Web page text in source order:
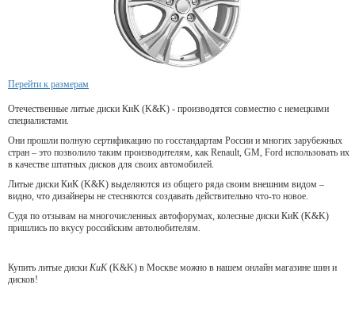
Перейти к размерам
Отечественные литые диски КиК (K&K) - производятся совместно с немецкими
специалистами.
Они прошли полную сертификацию по госстандартам России и многих зарубежных
стран – это позволило таким производителям, как Renault, GM, Ford использовать их
в качестве штатных дисков для своих автомобилей.
Литые диски КиК (K&K) выделяются из общего ряда своим внешним видом –
видно, что дизайнеры не стесняются создавать действительно что-то новое.
Судя по отзывам на многочисленных автофорумах, колесные диски КиК (K&K)
пришлись по вкусу российским автолюбителям.
Купить литые диски КиК(K&K) в Москве можно в нашем онлайн магазине шин и
дисков!